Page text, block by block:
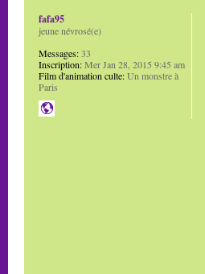
fafa95
jeune névrosé(e)
Messages:33
Inscription:Mer Jan 28, 2015 9:45 am
Film d'animation culte:Un monstre à
Paris